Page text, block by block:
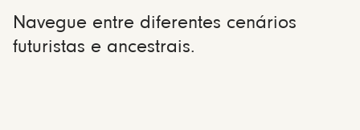
Navegue entre diferentes cenários
futuristas e ancestrais.